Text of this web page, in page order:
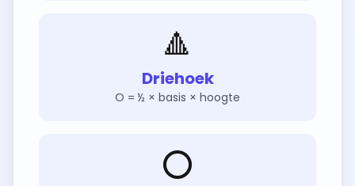
🔺
Driehoek
O = ½ × basis × hoogte
⭕